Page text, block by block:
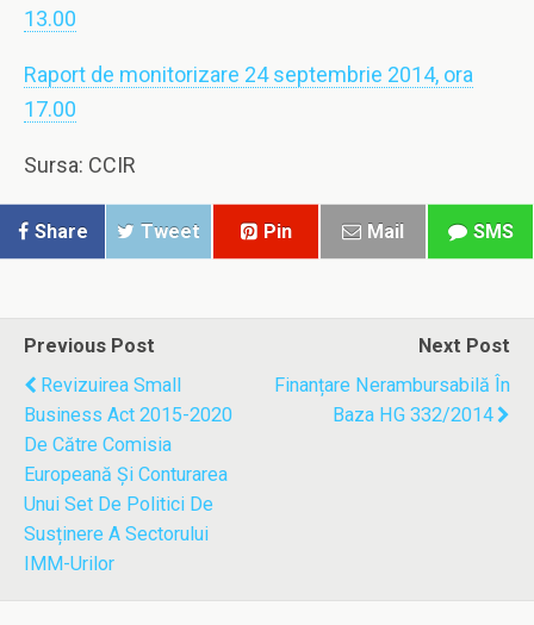
13.00
Raport de monitorizare 24 septembrie 2014, ora
17.00
Sursa: CCIR
Share Tweet Pin Mail SMS
Previous Post
Revizuirea Small
Business Act 2015-2020
De Către Comisia
Europeană Și Conturarea
Unui Set De Politici De
Susținere A Sectorului
IMM-Urilor
Next Post
Finanțare Nerambursabilă În
Baza HG 332/2014